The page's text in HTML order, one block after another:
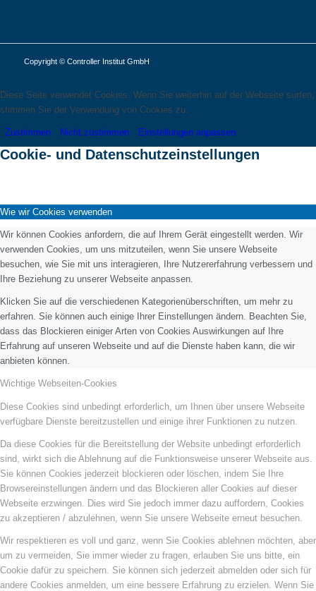
Copyright © Controller Institut GmbH
Diese Seite verwendet Cookies. Wenn Sie weiterhin auf der Webseite surfen,
stimmen Sie der Verwendung von Cookies zu.
Zustimmen Nicht zustimmen Einstellungen anpassen
Cookie- und Datenschutzeinstellungen
Wie wir Cookies verwenden
Wir können Cookies anfordern, die auf Ihrem Gerät eingestellt werden. Wir
verwenden Cookies, um uns mitzuteilen, wenn Sie unsere Webseite
besuchen, wie Sie mit uns interagieren, Ihre Nutzererfahrung verbessern und
Ihre Beziehung zu unserer Webseite anpassen.
Klicken Sie auf die verschiedenen Kategorienüberschriften, um mehr zu
erfahren. Sie können auch einige Ihrer Einstellungen ändern. Beachten Sie,
dass das Blockieren einiger Arten von Cookies Auswirkungen auf Ihre
Erfahrung auf unseren Webseite und auf die Dienste haben kann, die wir
anbieten können.
Wichtige Webseiten-Cookies
Diese Cookies sind unbedingt erforderlich, um Ihnen über unsere Webseite
verfügbare Dienste bereitzustellen und einige ihrer Funktionen zu nutzen.
Da diese Cookies für die Bereitstellung der Website unbedingt erforderlich
sind, wirkt sich die Ablehnung auf die Funktionsweise unserer Webseite aus.
Sie können Cookies jederzeit blockieren oder löschen, indem Sie Ihre
Browsereinstellungen ändern und das Blockieren aller Cookies auf dieser
Webseite erzwingen. Dies wird Sie jedoch immer dazu auffordern, Cookies
zu akzeptieren / abzulehnen, wenn Sie unsere Webseite erneut besuchen.
Wir respektieren es voll und ganz, wenn Sie Cookies ablehnen möchten, aber
um zu vermeiden, Sie immer wieder zu fragen, erlauben Sie uns bitte, ein
Cookie dafür zu speichern. Sie können sich jederzeit abmelden oder sich für
andere Cookies anmelden, um eine bessere Erfahrung zu erzielen. Wenn Sie